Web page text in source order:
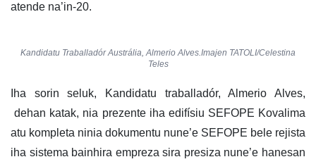
atende na’in-20.
Kandidatu Traballadór Austrália, Almerio Alves.Imajen TATOLI/Celestina
Teles
Iha sorin seluk, Kandidatu traballadór, Almerio Alves,
dehan katak, nia prezente iha edifísiu SEFOPE Kovalima
atu kompleta ninia dokumentu nune’e SEFOPE bele rejista
iha sistema bainhira empreza sira presiza nune’e hanesan